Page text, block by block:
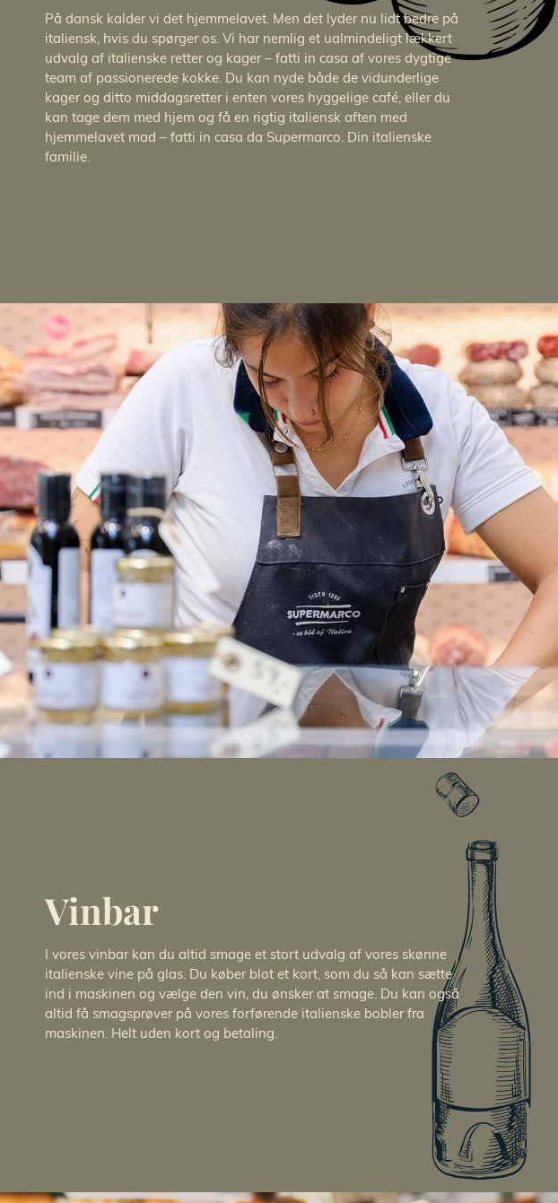
På dansk kalder vi det hjemmelavet. Men det lyder nu lidt bedre på
italiensk, hvis du spørger os. Vi har nemlig et ualmindeligt lækkert
udvalg af italienske retter og kager – fatti in casa af vores dygtige
team af passionerede kokke. Du kan nyde både de vidunderlige
kager og ditto middagsretter i enten vores hyggelige café, eller du
kan tage dem med hjem og få en rigtig italiensk aften med
hjemmelavet mad – fatti in casa da Supermarco. Din italienske
familie.
Vinbar
I vores vinbar kan du altid smage et stort udvalg af vores skønne
italienske vine på glas. Du køber blot et kort, som du så kan sætte
ind i maskinen og vælge den vin, du ønsker at smage. Du kan også
altid få smagsprøver på vores forførende italienske bobler fra
maskinen. Helt uden kort og betaling.